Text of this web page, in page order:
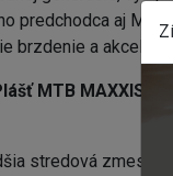
predchodca aj
brzdenie a
MTB MAXXIS
stredová zmes